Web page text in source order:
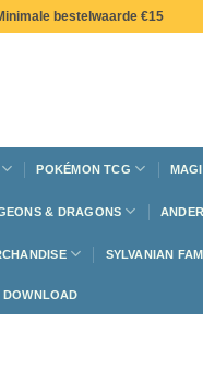
bestelwaarde €15
POKÉMON TCG
& DRAGONS
SYLVANIAN
DOWNLOAD